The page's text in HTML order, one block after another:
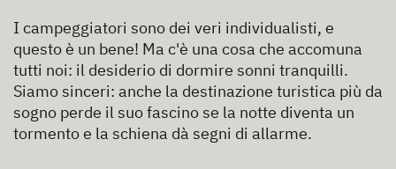
I campeggiatori sono dei veri individualisti, e
questo è un bene! Ma c'è una cosa che accomuna
tutti noi: il desiderio di dormire sonni tranquilli.
Siamo sinceri: anche la destinazione turistica più da
sogno perde il suo fascino se la notte diventa un
tormento e la schiena dà segni di allarme.